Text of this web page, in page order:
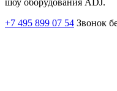
шоу оборудования ADJ.
+7 495 899 07 54 Звонок